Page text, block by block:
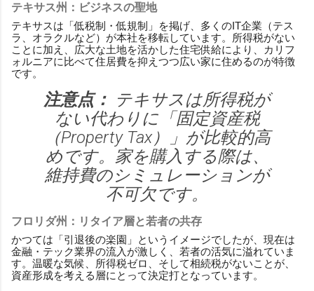
テキサス州：ビジネスの聖地
テキサスは「低税制・低規制」を掲げ、多くのIT企業（テス
ラ、オラクルなど）が本社を移転しています。所得税がない
ことに加え、広大な土地を活かした住宅供給により、カリフ
ォルニアに比べて住居費を抑えつつ広い家に住めるのが特徴
です。
注意点： テキサスは所得税が
ない代わりに「固定資産税
（Property Tax）」が比較的高
めです。家を購入する際は、
維持費のシミュレーションが
不可欠です。
フロリダ州：リタイア層と若者の共存
かつては「引退後の楽園」というイメージでしたが、現在は
金融・テック業界の流入が激しく、若者の活気に溢れていま
す。温暖な気候、所得税ゼロ、そして相続税がないことが、
資産形成を考える層にとって決定打となっています。